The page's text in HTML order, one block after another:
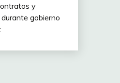
y
gobierno